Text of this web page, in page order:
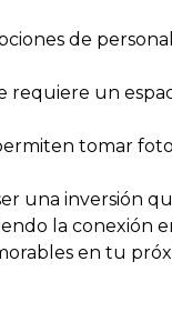
de
requiere un
tomar
una inversión
la conexión
en tu